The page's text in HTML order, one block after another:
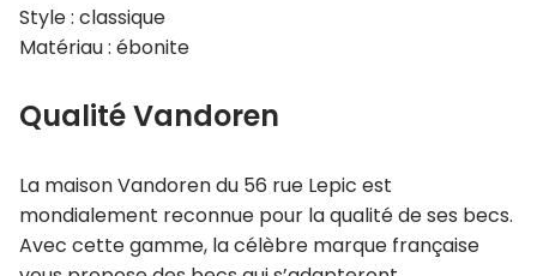
Style : classique
Matériau : ébonite
Qualité Vandoren
La maison Vandoren du 56 rue Lepic est
mondialement reconnue pour la qualité de ses becs.
Avec cette gamme, la célèbre marque française